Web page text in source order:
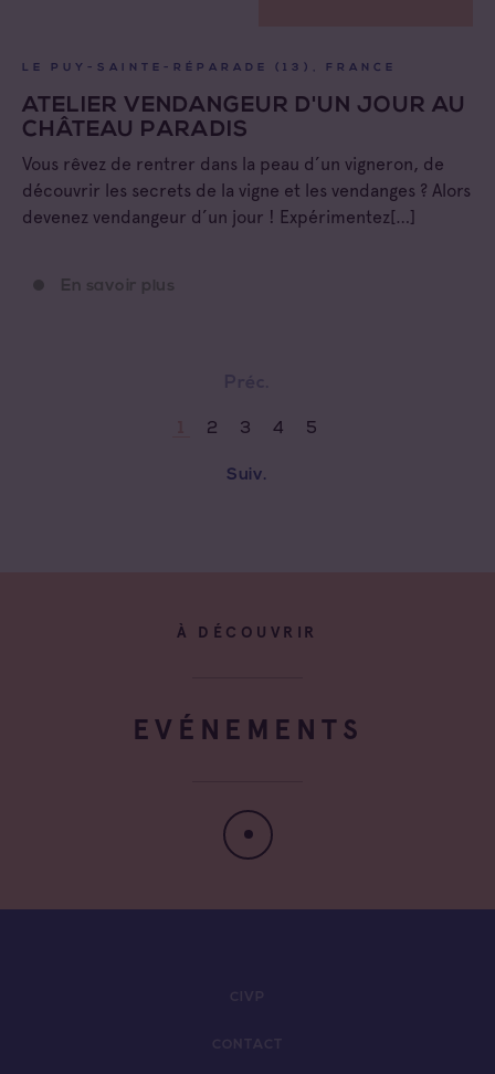
LE PUY-SAINTE-RÉPARADE (13), FRANCE
ATELIER VENDANGEUR D'UN JOUR AU
CHÂTEAU PARADIS
Vous rêvez de rentrer dans la peau d’un vigneron, de
découvrir les secrets de la vigne et les vendanges ? Alors
devenez vendangeur d’un jour ! Expérimentez[…]
En savoir plus
2 3 4 5
Suiv.
À DÉCOUVRIR
EVÉNEMENTS